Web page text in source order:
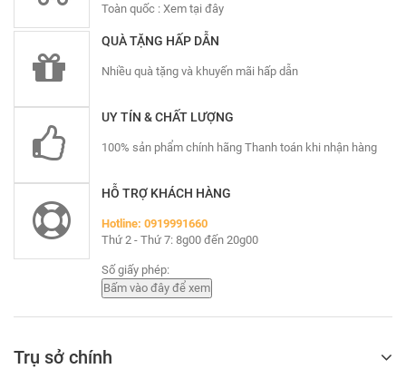
Toàn quốc : Xem tại đây
QUÀ TẶNG HẤP DẪN
Nhiều quà tặng và khuyến mãi hấp dẫn
UY TÍN & CHẤT LƯỢNG
100% sản phẩm chính hãng Thanh toán khi nhận hàng
HỖ TRỢ KHÁCH HÀNG
Hotline: 0919991660
Thứ 2 - Thứ 7: 8g00 đến 20g00
Số giấy phép:
Trụ sở chính